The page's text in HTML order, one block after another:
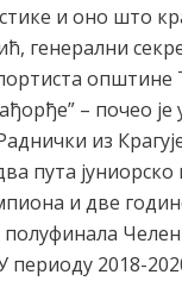
и оно што
генерални
општине
– почео
из
пута
и две
периоду 2018-